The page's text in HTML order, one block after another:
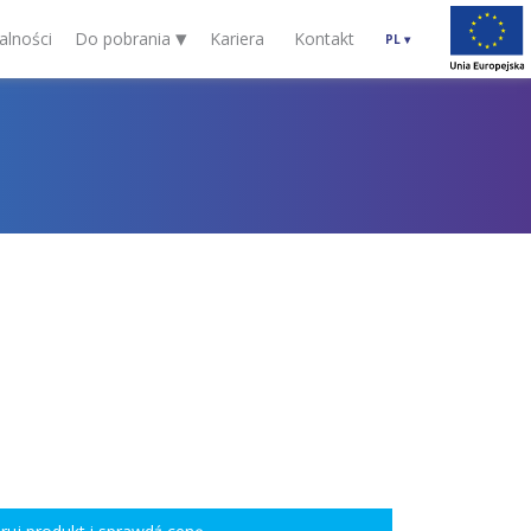
Do pobrania ▾ Kariera Kontakt PL ▾